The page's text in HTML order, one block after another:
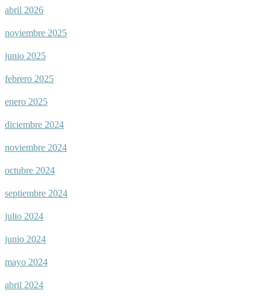
abril 2026
noviembre 2025
junio 2025
febrero 2025
enero 2025
diciembre 2024
noviembre 2024
octubre 2024
septiembre 2024
julio 2024
junio 2024
mayo 2024
abril 2024